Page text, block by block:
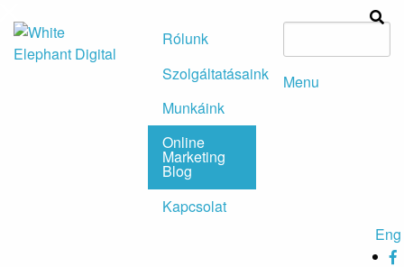
Rólunk
Szolgáltatásaink
Munkáink
Online
Marketing
Blog
Kapcsolat
Menu
Eng